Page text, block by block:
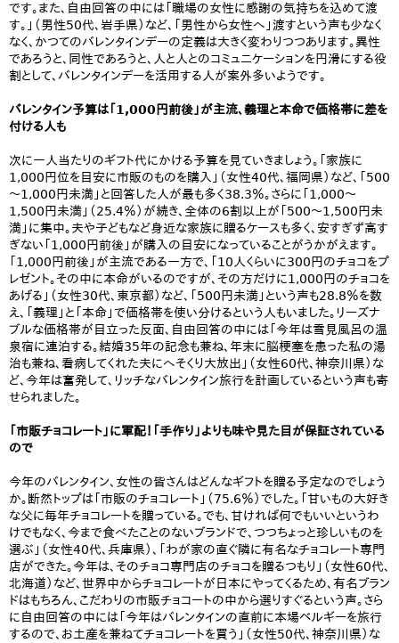
です。また、自由回答の中には「職場の女性に感謝の気持ちを込めて渡
す。」（男性50代、岩手県）など、「男性から女性へ」渡すという声も少なく
なく、かつてのバレンタインデーの定義は大きく変わりつつあります。異性
であろうと、同性であろうと、人と人とのコミュニケーションを円滑にする役
割として、バレンタインデーを活用する人が案外多いようです。
バレンタイン予算は「1,000円前後」が主流、義理と本命で価格帯に差を
付ける人も
次に一人当たりのギフト代にかける予算を見ていきましょう。「家族に
1,000円位を目安に市販のものを購入」（女性40代、福岡県）など、「500
～1,000円未満」と回答した人が最も多く38.3％。さらに「1,000～
1,500円未満」（25.4％）が続き、全体の6割以上が「500～1,500円未
満」に集中。夫や子どもなど身近な家族に贈るケースも多く、安すぎず高す
ぎない「1,000円前後」が購入の目安になっていることがうかがえます。
「1,000円前後」が主流である一方で、「10人くらいに300円のチョコをプ
レゼント。その中に本命がいるのですが、その方だけに1,000円のチョコを
あげる」（女性30代、東京都）など、「500円未満」という声も28.8％を数
え、「義理」と「本命」で価格帯を使い分けるという人もいました。リーズナ
ブルな価格帯が目立った反面、自由回答の中には「今年は雪見風呂の温
泉宿に連泊する。結婚35年の記念も兼ね、年末に脳梗塞を患った私の湯
治も兼ね、看病してくれた夫にへそくり大放出」（女性60代、神奈川県）な
ど、今年は奮発して、リッチなバレンタイン旅行を計画しているという声も寄
せられました。
「市販チョコレート」に軍配！「手作り」よりも味や見た目が保証されている
ので
今年のバレンタイン、女性の皆さんはどんなギフトを贈る予定なのでしょう
か。断然トップは「市販のチョコレート」（75.6％）でした。「甘いもの大好き
な父に毎年チョコレートを贈っている。でも、甘ければ何でもいいというわ
けでもなく、今まで食べたことのないブランドで、つつちょっと珍しいものを
選ぶ」（女性40代、兵庫県）、「わが家の直ぐ隣に有名なチョコレート専門
店ができた。今年は、そのチョコ専門店のチョコを贈るつもり」（女性60代、
北海道）など、世界中からチョコレートが日本にやってくるため、有名ブラン
ドはもちろん、こだわりの市販チョコートの中から選りすぐるという声。さら
に自由回答の中には「今年はバレンタインの直前に本場ベルギーを旅行
するので、お土産を兼ねてチョコレートを買う」（女性50代、神奈川県）な